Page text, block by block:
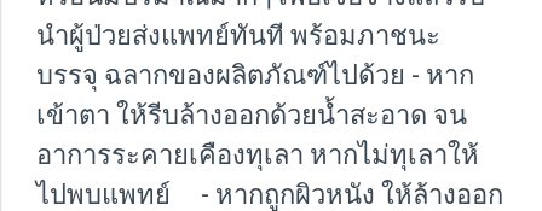
นำผู้ป่วยส่งแพทย์ทันที พร้อมภาชนะ
บรรจุ ฉลากของผลิตภัณฑ์ไปด้วย - หาก
เข้าตา ให้รีบล้างออกด้วยน้ำสะอาด จน
อาการระคายเคืองทุเลา หากไม่ทุเลาให้
ไปพบแพทย์ - หากถูกผิวหนัง ให้ล้างออก